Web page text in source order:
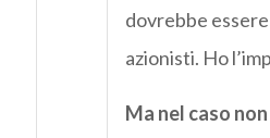
dovrebbe
azionisti. Ho
Ma nel caso